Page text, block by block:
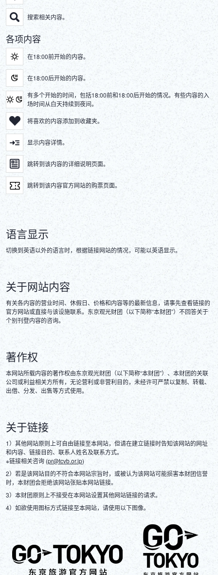
搜索相关内容。
各项内容
在18:00前开始的内容。
在18:00后开始的内容。
有多个开始的时间，包括18:00前和18:00后开始的情况。有些内容的入
场时间从白天持续到夜间。
将喜欢的内容添加到收藏夹。
显示内容详情。
跳转到该内容的详细说明页面。
跳转到该内容官方网站的购票页面。
语言显示
切换到英语以外的语言时，根据链接网站的情况，可能以英语显示。
关于网站内容
有关各内容的营业时间、休假日、价格和内容等的最新信息，请事先查看链接的
官方网站或直接与该设施联系。东京观光财团（以下简称“本财团”）不回答关于
个别刊登内容的咨询。
著作权
本网站所载内容的著作权由东京观光财团（以下简称“本财团”）、本财团的关联
公司或利益相关方所有，无论营利或非营利目的，未经许可严禁以复制、转载、
出借、分发、出售等方式使用。
关于链接
1）其他网站原则上可自由链接至本网站，但请在建立链接时告知该网站的网址
和内容、链接目的、联系人姓名及联系方式。
※链接相关咨询 (pr@tcvb.or.jp)
2）若是该网站目的不符合本网站宗旨时，或被认为该网站可能损害本财团信誉
时，本财团会拒绝该网站张贴本网站链接。
3）本财团原则上不接受在本网站设置其他网站链接的请求。
4）如欲使用图标方式链接至本网站，请使用以下图像。